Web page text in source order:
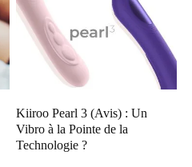
Kiiroo Pearl 3 (Avis) : Un
Vibro à la Pointe de la
Technologie ?